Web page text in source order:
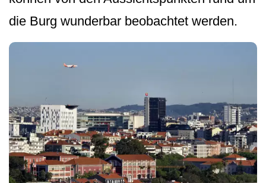
die Burg wunderbar beobachtet werden.